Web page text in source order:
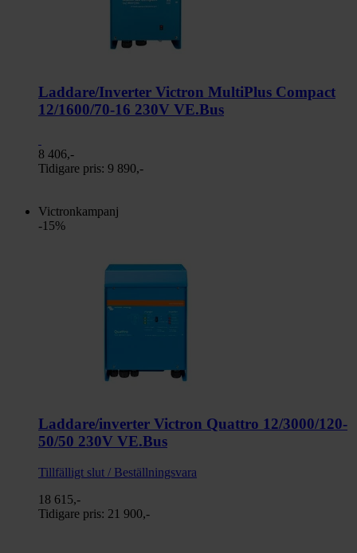
Laddare/Inverter Victron MultiPlus Compact
12/1600/70-16 230V VE.Bus
8 406,-
Tidigare pris: 9 890,-
Victronkampanj
-15%
Laddare/inverter Victron Quattro 12/3000/120-
50/50 230V VE.Bus
Tillfälligt slut / Beställningsvara
18 615,-
Tidigare pris: 21 900,-